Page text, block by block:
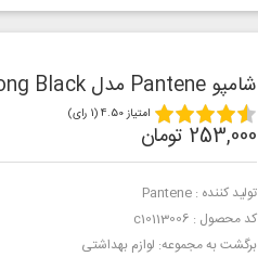
شامپو Pantene مدل Long Black
امتیاز 4.50 (1 رای)
253,000 تومان
تولید کننده : Pantene
کد محصول : c10113006
برگشت به مجموعه: لوازم بهداشتی